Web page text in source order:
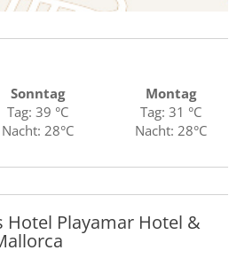
Sonntag
Tag: 39 °C
Nacht: 28°C
Montag
Tag: 31 °C
Nacht: 28°C
Hotel Playamar Hotel &